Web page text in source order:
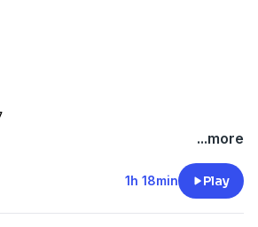
...more
1h 18min Play